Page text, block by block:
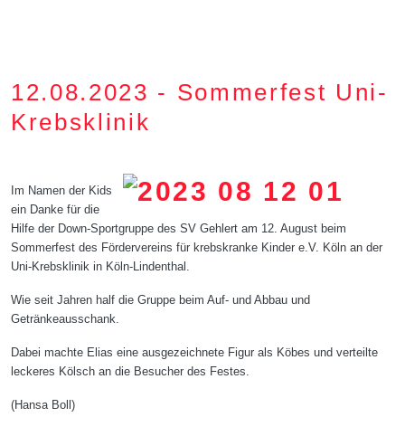
12.08.2023 - Sommerfest Uni-
Krebsklinik
Im Namen der Kids
ein Danke für die
Hilfe der Down-Sportgruppe des SV Gehlert am 12. August beim
Sommerfest des Fördervereins für krebskranke Kinder e.V. Köln an der
Uni-Krebsklinik in Köln-Lindenthal.
Wie seit Jahren half die Gruppe beim Auf- und Abbau und
Getränkeausschank.
Dabei machte Elias eine ausgezeichnete Figur als Köbes und verteilte
leckeres Kölsch an die Besucher des Festes.
(Hansa Boll)